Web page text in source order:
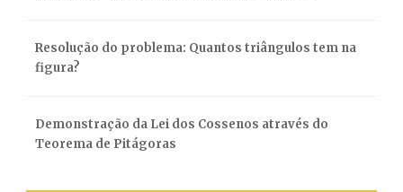
Resolução do problema: Quantos triângulos tem na
figura?
Demonstração da Lei dos Cossenos através do
Teorema de Pitágoras